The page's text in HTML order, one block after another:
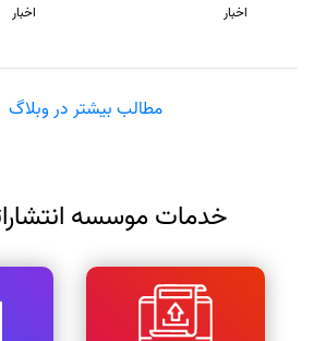
اخبار اخبار
مطالب بیشتر در وبلاگ
خدمات موسسه